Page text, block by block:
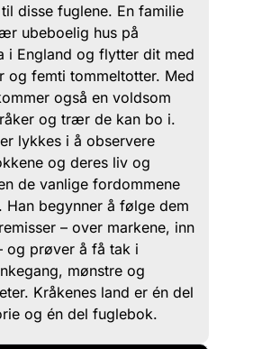
disse fuglene. En familie
ubeboelig hus på
i England og flytter dit med
og femti tommeltotter. Med
også en voldsom
og trær de kan bo i.
lykkes i å observere
og deres liv og
de vanlige fordommene
Han begynner å følge dem
– over markene, inn
og prøver å få tak i
mønstre og
Kråkenes land er én del
og én del fuglebok.